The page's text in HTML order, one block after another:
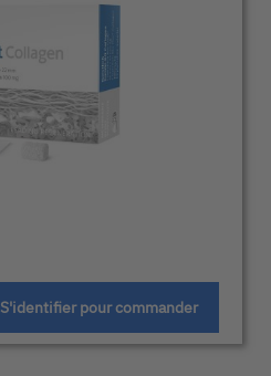
S'identifier pour commander